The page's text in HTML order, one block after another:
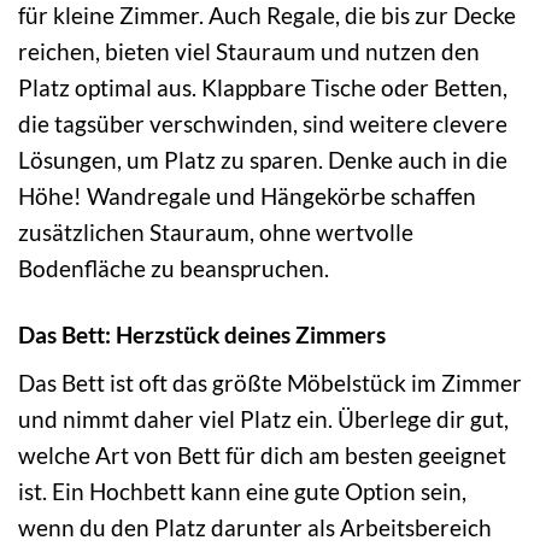
für kleine Zimmer. Auch Regale, die bis zur Decke
reichen, bieten viel Stauraum und nutzen den
Platz optimal aus. Klappbare Tische oder Betten,
die tagsüber verschwinden, sind weitere clevere
Lösungen, um Platz zu sparen. Denke auch in die
Höhe! Wandregale und Hängekörbe schaffen
zusätzlichen Stauraum, ohne wertvolle
Bodenfläche zu beanspruchen.
Das Bett: Herzstück deines Zimmers
Das Bett ist oft das größte Möbelstück im Zimmer
und nimmt daher viel Platz ein. Überlege dir gut,
welche Art von Bett für dich am besten geeignet
ist. Ein Hochbett kann eine gute Option sein,
wenn du den Platz darunter als Arbeitsbereich